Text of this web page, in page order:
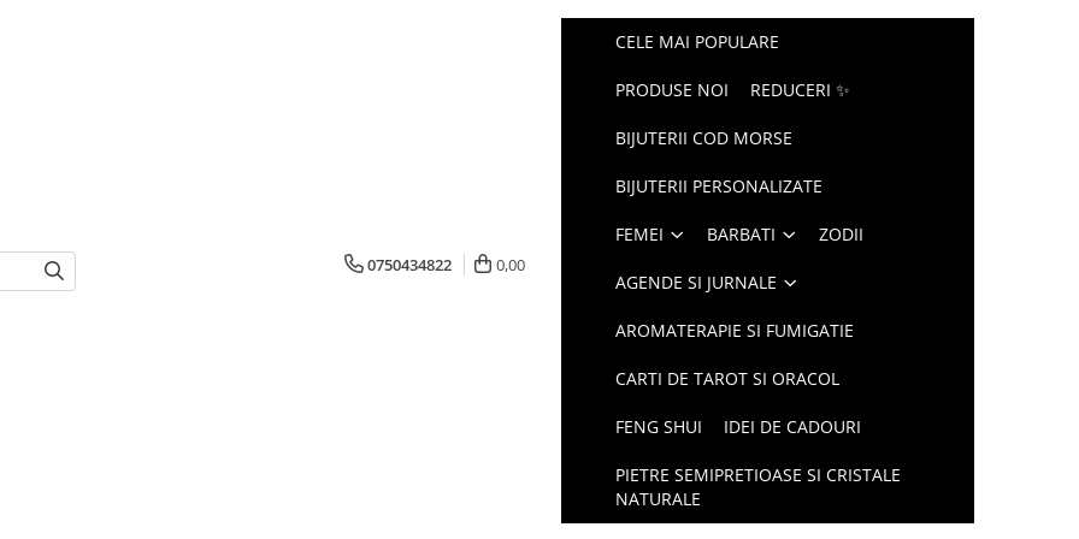
0750434822 0,00
CELE MAI POPULARE
PRODUSE NOI REDUCERI ✨
BIJUTERII COD MORSE
BIJUTERII PERSONALIZATE
FEMEI BARBATI ZODII
AGENDE SI JURNALE
AROMATERAPIE SI FUMIGATIE
CARTI DE TAROT SI ORACOL
FENG SHUI IDEI DE CADOURI
PIETRE SEMIPRETIOASE SI CRISTALE
NATURALE